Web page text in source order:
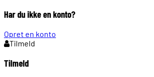
Har du ikke en konto?
Opret en konto
Tilmeld
Tilmeld